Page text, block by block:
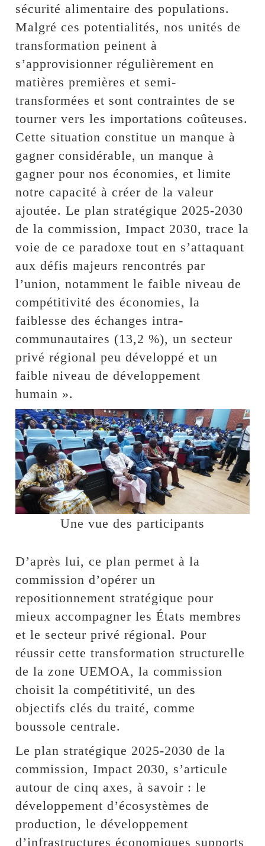
sécurité alimentaire des populations.
Malgré ces potentialités, nos unités de
transformation peinent à
s’approvisionner régulièrement en
matières premières et semi-
transformées et sont contraintes de se
tourner vers les importations coûteuses.
Cette situation constitue un manque à
gagner considérable, un manque à
gagner pour nos économies, et limite
notre capacité à créer de la valeur
ajoutée. Le plan stratégique 2025-2030
de la commission, Impact 2030, trace la
voie de ce paradoxe tout en s’attaquant
aux défis majeurs rencontrés par
l’union, notamment le faible niveau de
compétitivité des économies, la
faiblesse des échanges intra-
communautaires (13,2 %), un secteur
privé régional peu développé et un
faible niveau de développement
humain ».
Une vue des participants
D’après lui, ce plan permet à la
commission d’opérer un
repositionnement stratégique pour
mieux accompagner les États membres
et le secteur privé régional. Pour
réussir cette transformation structurelle
de la zone UEMOA, la commission
choisit la compétitivité, un des
objectifs clés du traité, comme
boussole centrale.
Le plan stratégique 2025-2030 de la
commission, Impact 2030, s’articule
autour de cinq axes, à savoir : le
développement d’écosystèmes de
production, le développement
d’infrastructures économiques supports